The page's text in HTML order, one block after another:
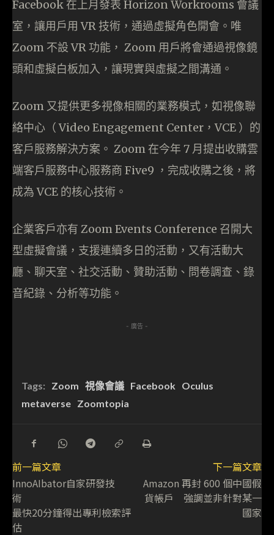
Facebook 在上月發表 Horizon Workrooms 會議
室，讓用戶用 VR 技術，通過虛擬角色開會。唯
Zoom 不設 VR 功能， Zoom 用戶將會通過視像鏡
頭和虛擬白板加入，讓現實與虛擬之間溝通。
Zoom 又提供更多視像相關的業務模式，如視像聯
絡中心（ Video Engagement Center，VCE ）的
客戶服務解決方案。 Zoom 在今年 7 月提出收購雲
端客戶服務中心服務商 Five9 ，完成收購之後，將
成為 VCE 的核心技術。
企業客戶亦有 Zoom Events Conference 召開大
型虛擬會議，支援連續多日的活動，又有活動大
廳、聊天室、社交活動、贊助活動、問卷調查、錄
音紀錄、分析等功能。
- 廣告 -
Tags: Zoom 視像會議 Facebook
Oculus
metaverse Zoomtopia
前一篇文章
InnoAIbator自家研發技
術
最快20分鐘得出專利檢索評
估
下一篇文章
Amazon 再封 600 個中國假
貨帳戶 強調並非針對某一
國家